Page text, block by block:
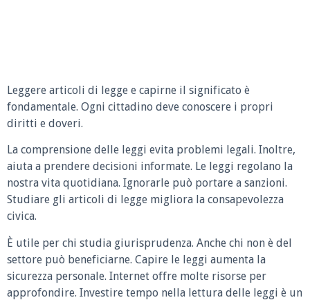
Leggere articoli di legge e capirne il significato è
fondamentale. Ogni cittadino deve conoscere i propri
diritti e doveri.
La comprensione delle leggi evita problemi legali. Inoltre,
aiuta a prendere decisioni informate. Le leggi regolano la
nostra vita quotidiana. Ignorarle può portare a sanzioni.
Studiare gli articoli di legge migliora la consapevolezza
civica.
È utile per chi studia giurisprudenza. Anche chi non è del
settore può beneficiarne. Capire le leggi aumenta la
sicurezza personale. Internet offre molte risorse per
approfondire. Investire tempo nella lettura delle leggi è un